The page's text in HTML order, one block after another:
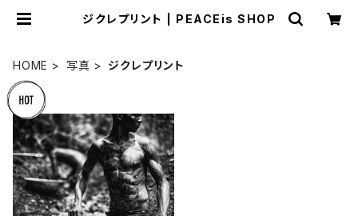
ジクレプリント | PEACEis SHOP
HOME 写真 ジクレプリント